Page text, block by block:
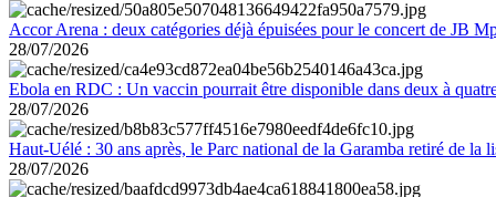
Accor Arena : deux catégories déjà épuisées pour le concert de JB
28/07/2026
Ebola en RDC : Un vaccin pourrait être disponible dans deux à
28/07/2026
Haut-Uélé : 30 ans après, le Parc national de la Garamba retiré de la
28/07/2026